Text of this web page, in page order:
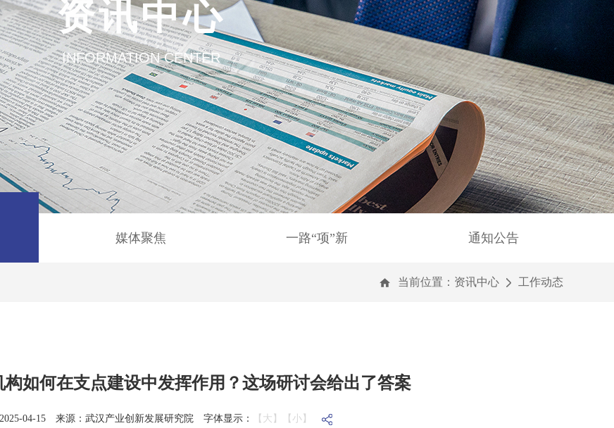
园区介绍 通知公告 精彩60秒
线上申办
资讯中心
INFORMATION CENTER
媒体聚焦
一路“项”新 通知公告
当前位置： 资讯中心 工作动态
如何在支点建设中发挥作用？这场研讨会给出了答案
04-15 来源：武汉产业创新发展研究院 字体显示： 【大】 【小】